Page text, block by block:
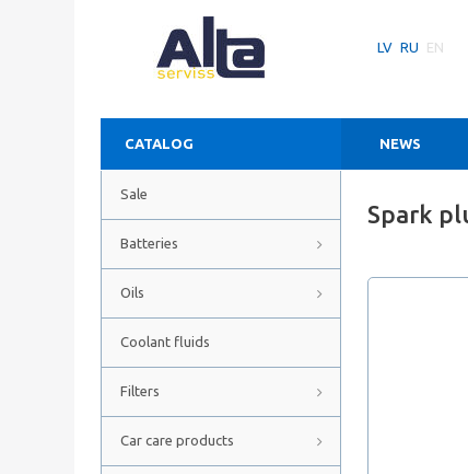
LV RU EN
CATALOG NEWS
Sale
Batteries
Oils
Coolant fluids
Filters
Car care products
Spark